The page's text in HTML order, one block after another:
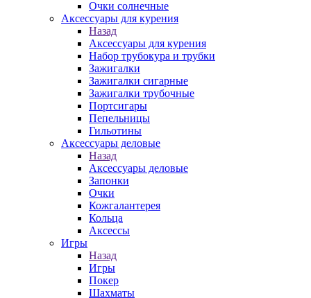
Очки солнечные
Аксессуары для курения
Назад
Аксессуары для курения
Набор трубокура и трубки
Зажигалки
Зажигалки сигарные
Зажигалки трубочные
Портсигары
Пепельницы
Гильотины
Аксессуары деловые
Назад
Аксессуары деловые
Запонки
Очки
Кожгалантерея
Кольца
Аксессы
Игры
Назад
Игры
Покер
Шахматы